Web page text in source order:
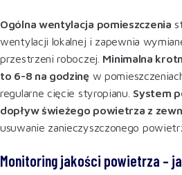
Ogólna wentylacja pomieszczenia
wentylacji lokalnej i zapewnia
przestrzeni roboczej. Minimalna
to 6-8 na godzinęw
regularne cięcie styropianu. System
dopływ świeżego powietrza z
usuwanie zanieczyszczonego
Monitoring jakości powietrza –